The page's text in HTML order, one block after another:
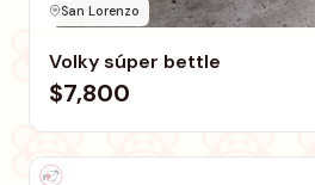
San Lorenzo
Volky súper bettle
$7,800